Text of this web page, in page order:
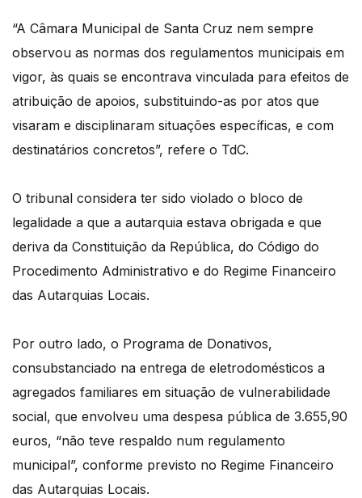
“A Câmara Municipal de Santa Cruz nem sempre
observou as normas dos regulamentos municipais em
vigor, às quais se encontrava vinculada para efeitos de
atribuição de apoios, substituindo-as por atos que
visaram e disciplinaram situações específicas, e com
destinatários concretos”, refere o TdC.
O tribunal considera ter sido violado o bloco de
legalidade a que a autarquia estava obrigada e que
deriva da Constituição da República, do Código do
Procedimento Administrativo e do Regime Financeiro
das Autarquias Locais.
Por outro lado, o Programa de Donativos,
consubstanciado na entrega de eletrodomésticos a
agregados familiares em situação de vulnerabilidade
social, que envolveu uma despesa pública de 3.655,90
euros, “não teve respaldo num regulamento
municipal”, conforme previsto no Regime Financeiro
das Autarquias Locais.